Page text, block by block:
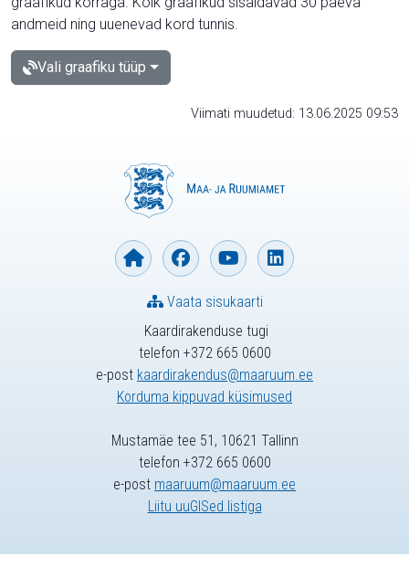
andmeid ning uuenevad kord tunnis.
Vali graafiku tüüp
Viimati muudetud: 13.06.2025 09:53
Kaardirakenduse tugi
telefon +372 665 0600
e-post kaardirakendus@maaruum.ee
Korduma kippuvad küsimused
Vaata sisukaarti
Mustamäe tee 51, 10621 Tallinn
telefon +372 665 0600
e-post maaruum@maaruum.ee
Liitu uuGISed listiga